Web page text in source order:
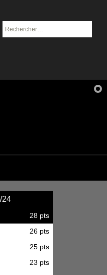
Rechercher :
24
28 pts
26 pts
25 pts
23 pts